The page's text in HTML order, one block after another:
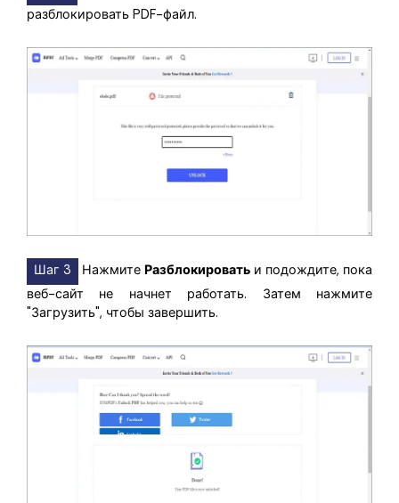
разблокировать PDF-файл.
Шаг 3 Нажмите Разблокировать и подождите, пока
веб-сайт не начнет работать. Затем нажмите
"Загрузить", чтобы завершить.